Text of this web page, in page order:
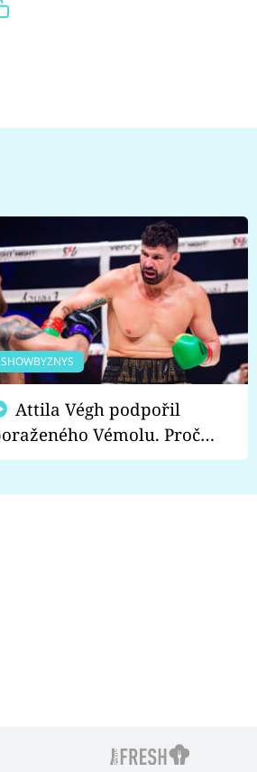
SHOWBYZNYS
Vémolu. Proč
raději zápasit s ním než